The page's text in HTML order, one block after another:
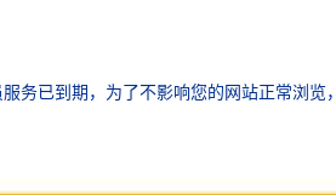
佛士酒店
活会所两大会所。
景餐厅、银行、艺术家居等旗舰商